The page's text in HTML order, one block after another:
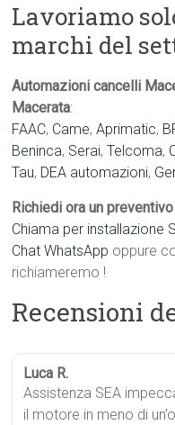
Lavoriamo
marchi del
Automazioni cancelli
Macerata:
FAAC, Came,Aprimatic,
Beninca, Serai,Telcoma,
Tau, DEA automazioni,
Richiedi ora un
Chiama per installazione
Chat WhatsApp oppure
richiameremo !
Recensioni
Luca R.
Assistenza SEA
il motore in meno di